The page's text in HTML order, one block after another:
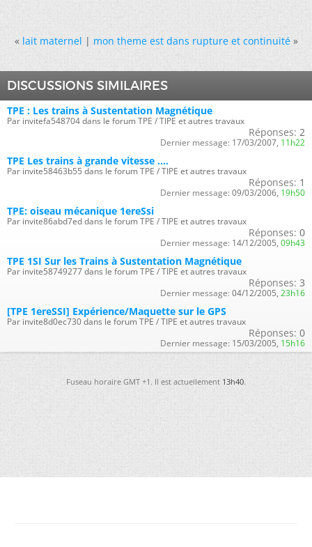
« lait maternel|mon theme est dans rupture et continuité »
DISCUSSIONS SIMILAIRES
TPE : Les trains à Sustentation Magnétique
Par invitefa548704 dans le forum TPE / TIPE et autres travaux
Réponses: 2
Dernier message: 17/03/2007, 11h22
TPE Les trains à grande vitesse ....
Par invite58463b55 dans le forum TPE / TIPE et autres travaux
Réponses: 1
Dernier message: 09/03/2006, 19h50
TPE: oiseau mécanique 1ereSsi
Par invite86abd7ed dans le forum TPE / TIPE et autres travaux
Réponses: 0
Dernier message: 14/12/2005, 09h43
TPE 1SI Sur les Trains à Sustentation Magnétique
Par invite58749277 dans le forum TPE / TIPE et autres travaux
Réponses: 3
Dernier message: 04/12/2005, 23h16
[TPE 1ereSSI] Expérience/Maquette sur le GPS
Par invite8d0ec730 dans le forum TPE / TIPE et autres travaux
Réponses: 0
Dernier message: 15/03/2005, 15h16
Fuseau horaire GMT +1. Il est actuellement13h40.